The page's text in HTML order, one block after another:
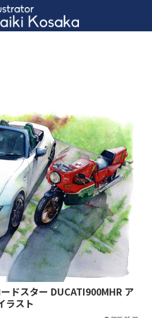
ドスター DUCATI900MHR ア
ラスト